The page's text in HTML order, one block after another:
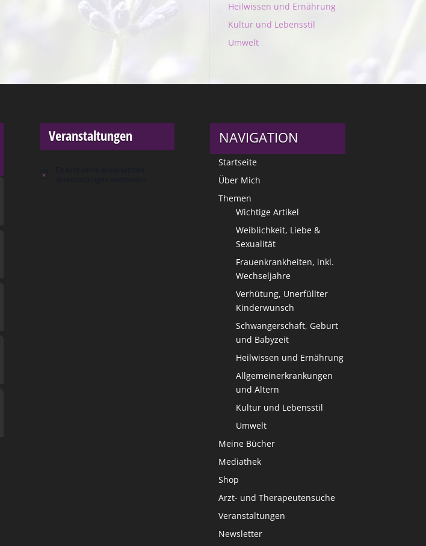
Heilwissen und Ernährung
Kultur und Lebensstil
Umwelt
Veranstaltungen
Hinweis
NAVIGATION
Startseite
Über Mich
Themen
Wichtige Artikel
Weiblichkeit, Liebe &
Sexualität
Frauenkrankheiten, inkl.
Wechseljahre
Verhütung, Unerfüllter
Kinderwunsch
Schwangerschaft, Geburt
und Babyzeit
Heilwissen und Ernährung
Allgemeinerkrankungen
und Altern
Kultur und Lebensstil
Umwelt
Meine Bücher
Mediathek
Shop
Arzt- und Therapeutensuche
Veranstaltungen
Newsletter